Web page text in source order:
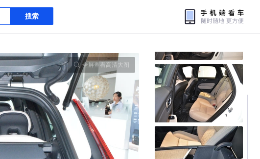
搜索
全屏查看高清大图